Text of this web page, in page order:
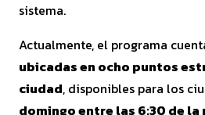
sistema.
Actualmente, el programa
ubicadas en ocho puntos
ciudad, disponibles para los
domingo entre las 6:30 de la